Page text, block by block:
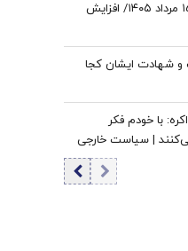
قیمت بیت‌کوین و اتریوم امروز پنجشنبه ۱۵ مرداد ۱۴۰۵/ افزایش
و شهادت ایشان کجا
با خودم فکر
| سیاست خارجی
و فایده است